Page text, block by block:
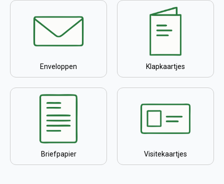
Enveloppen Klapkaartjes
Briefpapier Visitekaartjes